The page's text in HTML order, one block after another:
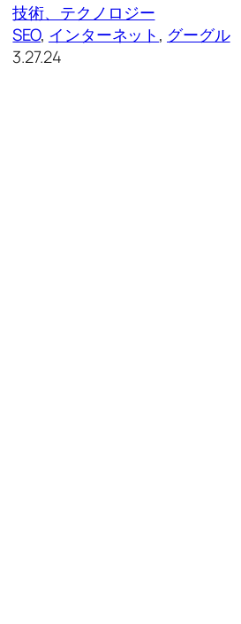
技術、テクノロジー
SEO, インターネット, グーグル
3.27.24